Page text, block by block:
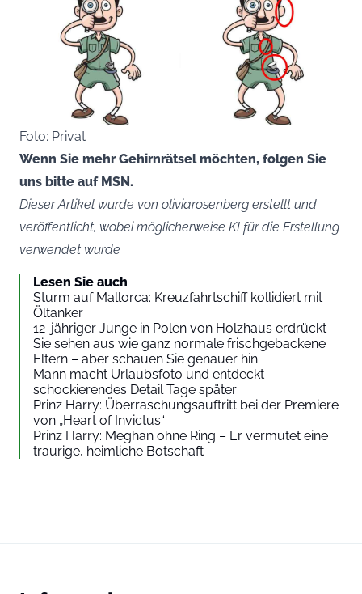
Foto: Privat
Wenn Sie mehr Gehirnrätsel möchten, folgen Sie
uns bitte auf MSN.
Dieser Artikel wurde von oliviarosenberg erstellt und
veröffentlicht, wobei möglicherweise KI für die Erstellung
verwendet wurde
Lesen Sie auch
Sturm auf Mallorca: Kreuzfahrtschiff kollidiert mit
Öltanker
12-jähriger Junge in Polen von Holzhaus erdrückt
Sie sehen aus wie ganz normale frischgebackene
Eltern – aber schauen Sie genauer hin
Mann macht Urlaubsfoto und entdeckt
schockierendes Detail Tage später
Prinz Harry: Überraschungsauftritt bei der Premiere
von „Heart of Invictus“
Prinz Harry: Meghan ohne Ring – Er vermutet eine
traurige, heimliche Botschaft